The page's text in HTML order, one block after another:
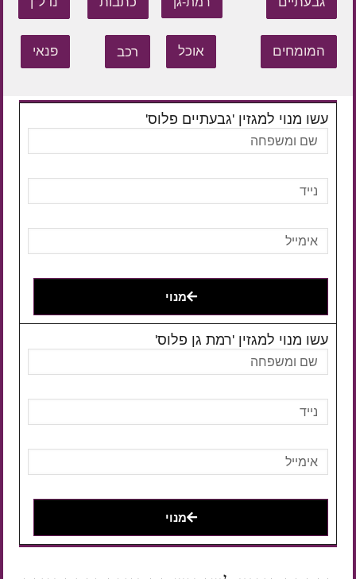
המומחים אוכל רכב פנאי
עשו מנוי למגזין 'גבעתיים פלוס'
מנוי
עשו מנוי למגזין 'רמת גן פלוס'
מנוי